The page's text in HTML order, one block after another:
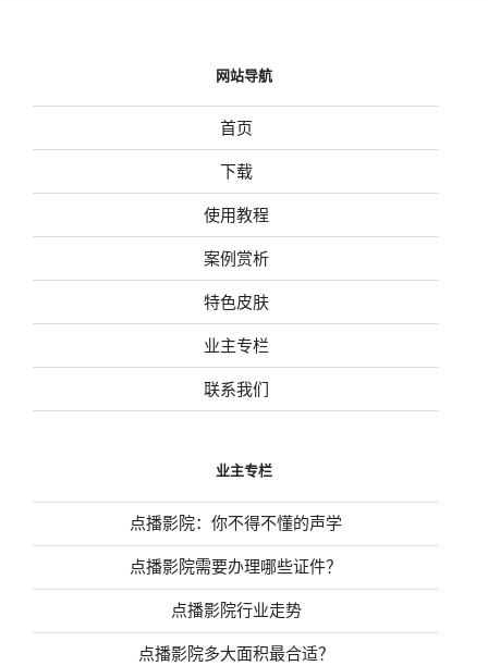
网站导航
首页
下载
使用教程
案例赏析
特色皮肤
业主专栏
联系我们
业主专栏
点播影院：你不得不懂的声学
点播影院需要办理哪些证件？
点播影院行业走势
点播影院多大面积最合适？